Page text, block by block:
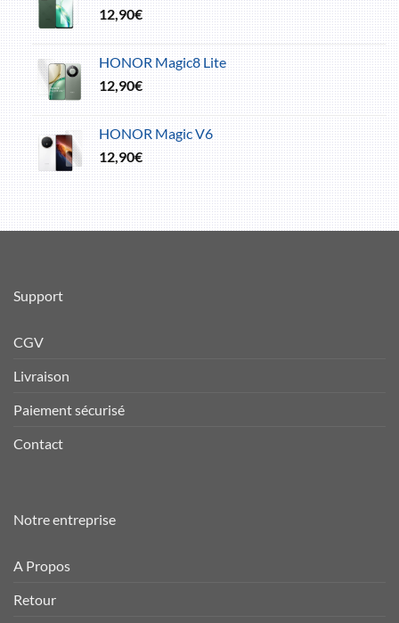
12,90€
HONOR Magic8 Lite
12,90€
HONOR Magic V6
12,90€
Support
CGV
Livraison
Paiement sécurisé
Contact
Notre entreprise
A Propos
Retour